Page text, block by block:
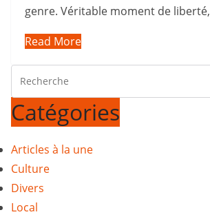
genre. Véritable moment de liberté,
Read More
Catégories
Articles à la une
Culture
Divers
Local